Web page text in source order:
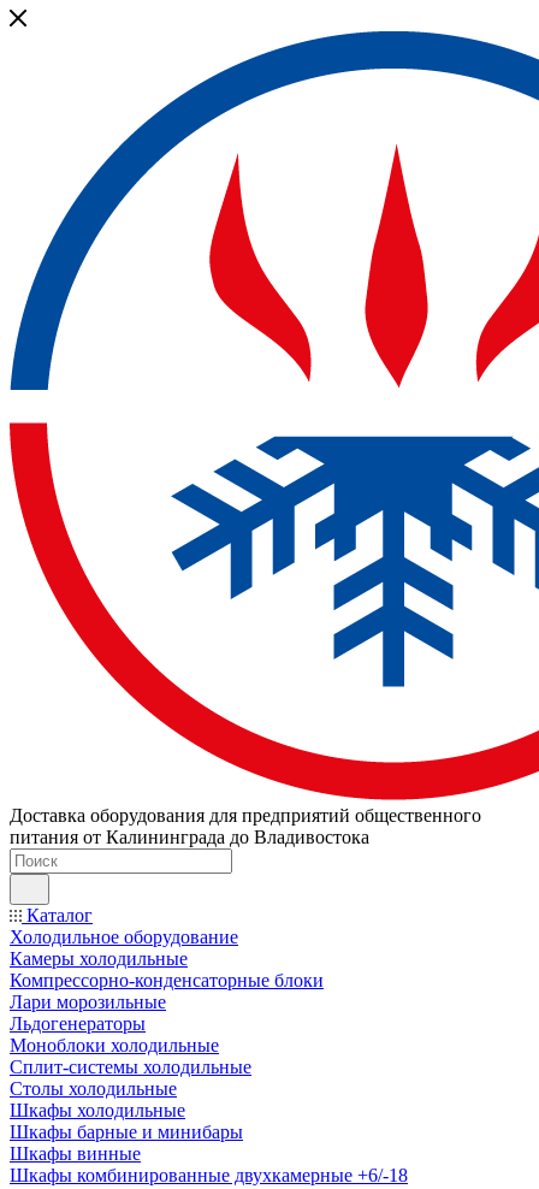
Доставка оборудования для предприятий общественного
питания от Калининграда до Владивостока
Каталог
Холодильное оборудование
Камеры холодильные
Компрессорно-конденсаторные блоки
Лари морозильные
Льдогенераторы
Моноблоки холодильные
Сплит-системы холодильные
Столы холодильные
Шкафы холодильные
Шкафы барные и минибары
Шкафы винные
Шкафы комбинированные двухкамерные +6/-18